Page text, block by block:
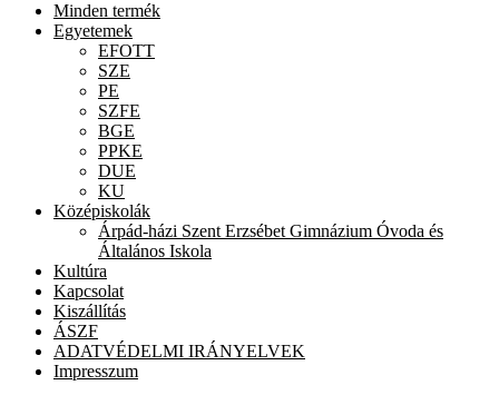
Minden termék
Egyetemek
EFOTT
SZE
PE
SZFE
BGE
PPKE
DUE
KU
Középiskolák
Árpád-házi Szent Erzsébet Gimnázium Óvoda és
Általános Iskola
Kultúra
Kapcsolat
Kiszállítás
ÁSZF
ADATVÉDELMI IRÁNYELVEK
Impresszum